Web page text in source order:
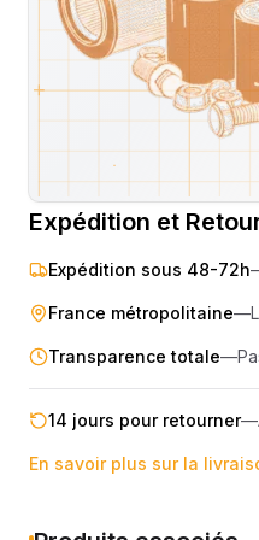
Livraison & retours
Expédition et
Expédition sous 48-72h
France métropolitaine—
Transparence totale—
14 jours pour retourner—
En savoir plus sur la